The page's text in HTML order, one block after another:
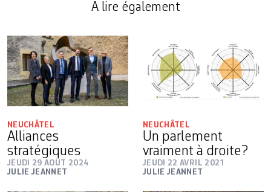
A lire également
NEUCHÂTEL
Alliances
stratégiques
JEUDI 29 AOÛT 2024
JULIE JEANNET
NEUCHÂTEL
Un parlement
vraiment à droite?
JEUDI 22 AVRIL 2021
JULIE JEANNET